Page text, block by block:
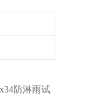
防淋雨试